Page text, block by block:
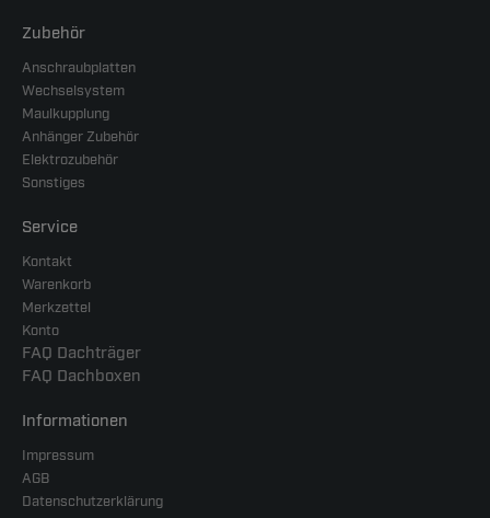
Zubehör
Anschraubplatten
Wechselsystem
Maulkupplung
Anhänger Zubehör
Elektrozubehör
Sonstiges
Service
Kontakt
Warenkorb
Merkzettel
Konto
FAQ Dachträger
FAQ Dachboxen
Informationen
Impressum
AGB
Datenschutzerklärung